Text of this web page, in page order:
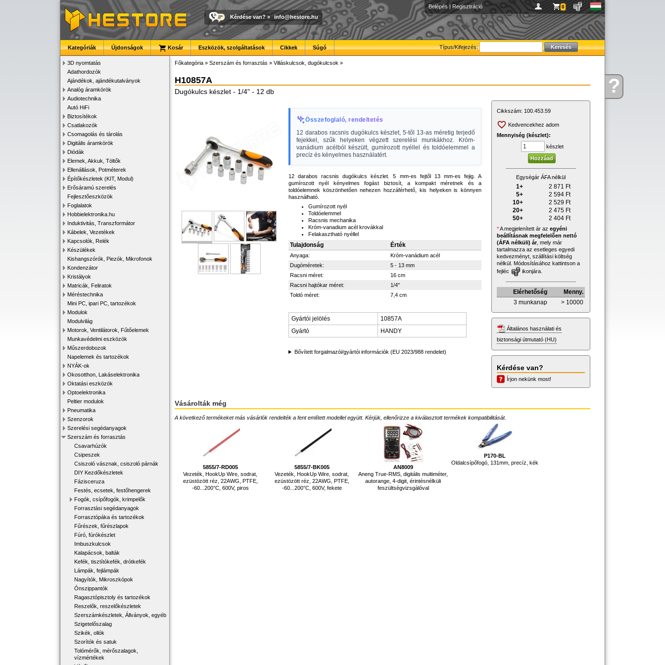
Kérdése?
Belépés | Regisztráció 0
Kérdése van? » info@hestore.hu
Típus/Kifejezés:
Kategóriák Újdonságok Kosár Eszközök, szolgáltatások Cikkek Súgó
3D nyomtatás
Adathordozók
Ajándékok, ajándékutalványok
Analóg áramkörök
Audiotechnika
Autó HiFi
Biztosítékok
Csatlakozók
Csomagolás és tárolás
Digitális áramkörök
Diódák
Elemek, Akkuk, Töltők
Ellenállások, Potméterek
Építőkészletek (KIT, Modul)
Erősáramú szerelés
Fejlesztőeszközök
Foglalatok
Hobbielektronika.hu
Induktivitás, Transzformátor
Kábelek, Vezetékek
Kapcsolók, Relék
Készülékek
Kishangszórók, Piezók, Mikrofonok
Kondenzátor
Kristályok
Matricák, Feliratok
Méréstechnika
Mini PC, ipari PC, tartozékok
Modulok
Modulvilág
Motorok, Ventilátorok, Fűtőelemek
Munkavédelmi eszközök
Műszerdobozok
Napelemek és tartozékok
NYÁK-ok
Okosotthon, Lakáselektronika
Oktatási eszközök
Optoelektronika
Peltier modulok
Pneumatika
Szenzorok
Szerelési segédanyagok
Szerszám és forrasztás
Csavarhúzók
Csipeszek
Csiszoló vásznak, csiszoló párnák
DIY Kezdőkészletek
Fázisceruza
Festés, ecsetek, festőhengerek
Fogók, csípőfogók, krimpelők
Forrasztási segédanyagok
Forrasztópáka és tartozékok
Fűrészek, fűrészlapok
Fúró, fúrókészlet
Imbuszkulcsok
Kalapácsok, balták
Kefék, tisztítókefék, drótkefék
Lámpák, fejlámpák
Nagyítók, Mikroszkópok
Ónszippantók
Ragasztópisztoly és tartozékok
Reszelők, reszelőkészletek
Szerszámkészletek, Állványok, egyéb
Szigetelőszalag
Szikék, ollók
Szorítók és satuk
Tolómérők, mérőszalagok,
vízmértékek
Főkategória » Szerszám és forrasztás » Villáskulcsok, dugókulcsok »
H10857A
Dugókulcs készlet - 1/4" - 12 db
Összefoglaló, rendeltetés
12 darabos racsnis dugókulcs készlet, 5-től 13-as méretig terjedő
fejekkel, szűk helyeken végzett szerelési munkákhoz. Króm-
vanádium acélból készült, gumírozott nyéllel és toldóelemmel a
precíz és kényelmes használatért.
12 darabos racsnis dugókulcs készlet. 5 mm-es fejtől 13 mm-es fejig. A
gumírozott nyél kényelmes fogást biztosít, a kompakt méretnek és a
toldóelemnek köszönhetően nehezen hozzáférhető, kis helyeken is könnyen
használható.
Gumírozott nyél
Toldóelemmel
Racsnis mechanika
Króm-vanadium acél krovákkal
Felakasztható nyéllel
Tulajdonság Érték
Anyaga:
Króm-vanádium acél
Dugóméretek:
5 - 13 mm
Racsni méret:
16 cm
Racsni hajtókar méret:
1/4"
Toldó méret:
7,4 cm
Gyártói jelölés
10857A
Gyártó
HANDY
Bővített forgalmazói/gyártói információk (EU 2023/988 rendelet)
Cikkszám: 100.453.59
Kedvencekhez adom
Mennyiség (készlet):
készlet
Egységár ÁFA nélkül
1+ 2 871 Ft
5+
2 594 Ft
10+
2 529 Ft
20+
2 475 Ft
50+
2 404 Ft
*A megjelenített ár az egyéni
beállításnak megfelelően nettó
(ÁFA nélküli) ár, mely már
tartalmazza az esetleges egyedi
kedvezményt, szállítási költség
nélkül. Módosításához kattintson a
fejléc
ikonjára.
Elérhetőség
Menny.
3 munkanap
> 10000
Általános használati és
biztonsági útmutató (HU)
Kérdése van?
Írjon nekünk most!
Vásárolták még
A következő termékeket más vásárlók rendelték a fent említett modellel együtt. Kérjük, ellenőrizze a kiválasztott termékek kompatibilitását.
5855/7-RD005
Vezeték, HookUp Wire, sodrat,
ezüstözött réz, 22AWG, PTFE,
-60...200°C, 600V, piros
5855/7-BK005
Vezeték, HookUp Wire, sodrat,
ezüstözött réz, 22AWG, PTFE,
-60...200°C, 600V, fekete
AN8009
Aneng True-RMS, digitális multiméter,
autorange, 4-digit, érintésnélküli
feszültségvizsgálóval
P170-BL
Oldalcsípőfogó, 131mm, precíz, kék